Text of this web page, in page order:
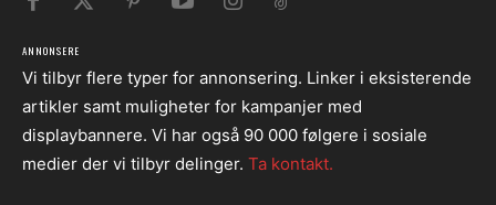
ANNONSERE
Vi tilbyr flere typer for annonsering. Linker i eksisterende
artikler samt muligheter for kampanjer med
displaybannere. Vi har også 90 000 følgere i sosiale
medier der vi tilbyr delinger. Ta kontakt.